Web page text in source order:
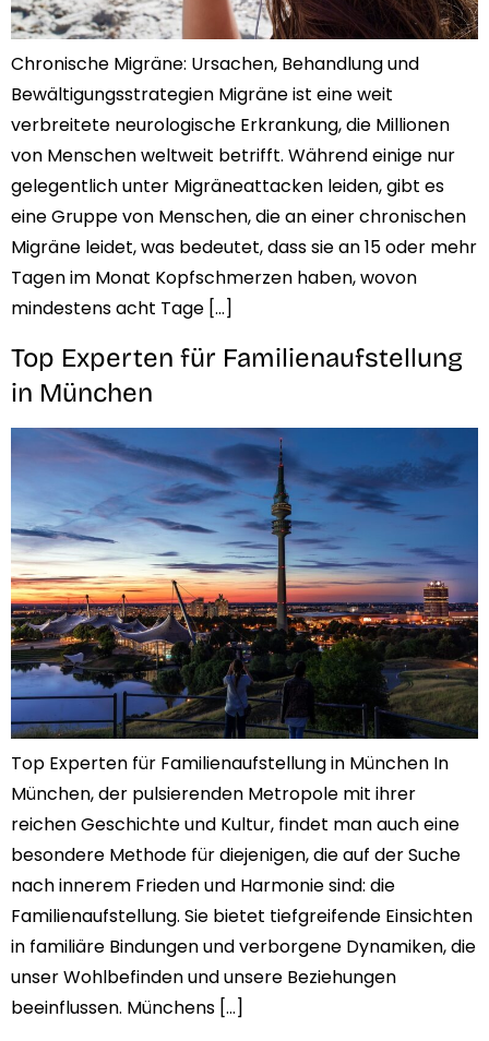
Chronische Migräne: Ursachen, Behandlung und
Bewältigungsstrategien Migräne ist eine weit
verbreitete neurologische Erkrankung, die Millionen
von Menschen weltweit betrifft. Während einige nur
gelegentlich unter Migräneattacken leiden, gibt es
eine Gruppe von Menschen, die an einer chronischen
Migräne leidet, was bedeutet, dass sie an 15 oder mehr
Tagen im Monat Kopfschmerzen haben, wovon
mindestens acht Tage […]
Top Experten für Familienaufstellung
in München
Top Experten für Familienaufstellung in München In
München, der pulsierenden Metropole mit ihrer
reichen Geschichte und Kultur, findet man auch eine
besondere Methode für diejenigen, die auf der Suche
nach innerem Frieden und Harmonie sind: die
Familienaufstellung. Sie bietet tiefgreifende Einsichten
in familiäre Bindungen und verborgene Dynamiken, die
unser Wohlbefinden und unsere Beziehungen
beeinflussen. Münchens […]